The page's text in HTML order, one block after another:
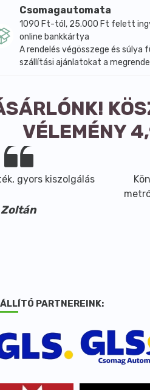
Csomagautomata
1090 Ft-tól, 25.000 Ft felett
online bankkártya
A rendelés végösszege és
szállítási ajánlatokat a
VÉLEMÉNY
gyors kiszolgálás
Zoltán
PARTNEREINK: